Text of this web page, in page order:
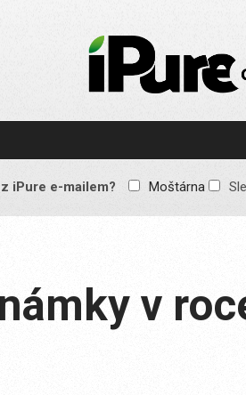
Prémiový Apple e-
reklamy, žádné
obsah pro všechny
iPure e-mailem? Moštárna
v